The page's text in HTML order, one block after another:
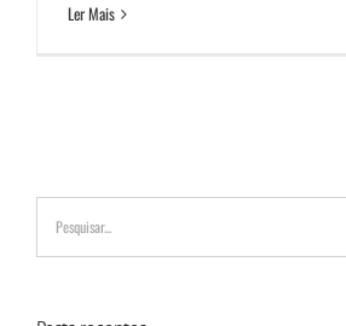
Ler Mais
Buscar
resultados
para: